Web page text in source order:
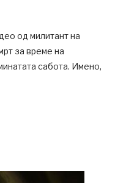
од милитант на
за време на
сабота. Имено,